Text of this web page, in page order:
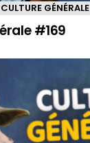
CULTURE GÉNÉRALE
#169